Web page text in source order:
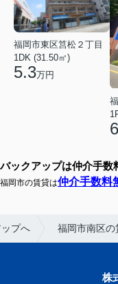
福岡市東区筥松２丁目
1DK (31.50㎡)
5.3万円
6
バックアップは仲介手数
福岡市の賃貸は仲介手数料
プへ 福岡市南区
株